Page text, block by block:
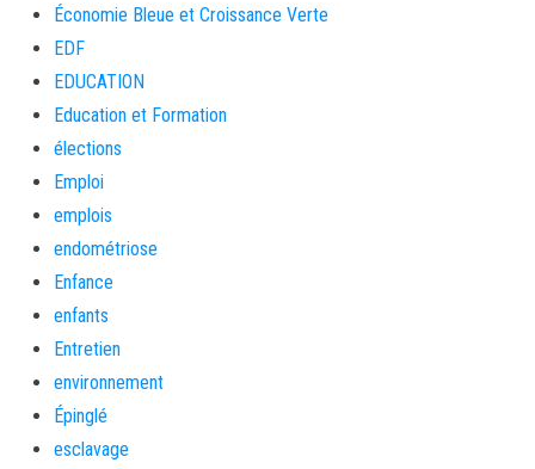
Économie Bleue et Croissance Verte
EDF
EDUCATION
Education et Formation
élections
Emploi
emplois
endométriose
Enfance
enfants
Entretien
environnement
Épinglé
esclavage